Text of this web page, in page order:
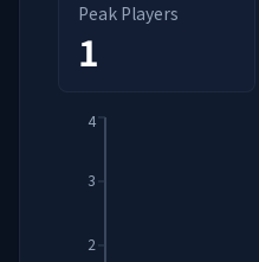
Peak Players
1
2
3
4